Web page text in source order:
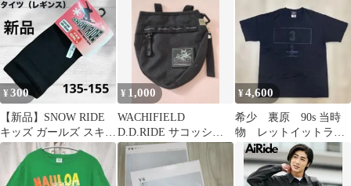
迷彩 140
ケット付
¥300
【新品】SNOW RIDE
キッズ ガールズ スキー
スノボ タイツ 黒
¥ 1,000
WACHIFIELD
D.D.RIDE サコッシュ
ポーチ 猫のダヤン
¥4,600
希少 裏原 90s 当時
物 レットイットライ
ド×TWICE 3周年Tシャ
ツ